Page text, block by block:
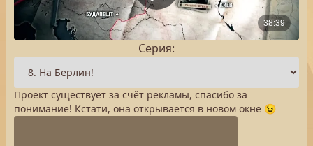
Серия:
Проект существует за счёт рекламы, спасибо за
понимание! Кстати, она открывается в новом окне 😉